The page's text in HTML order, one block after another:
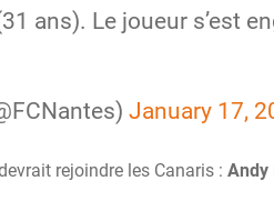
ans). Le joueur s’est
January 17,
rejoindre les Canaris : Andy